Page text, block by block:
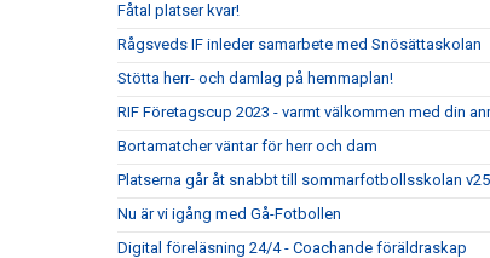
Fåtal platser kvar!
Rågsveds IF inleder samarbete med Snösättaskolan
Stötta herr- och damlag på hemmaplan!
RIF Företagscup 2023 - varmt välkommen med din
Bortamatcher väntar för herr och dam
Platserna går åt snabbt till sommarfotbollsskolan
Nu är vi igång med Gå-Fotbollen
Digital föreläsning 24/4 - Coachande föräldraskap